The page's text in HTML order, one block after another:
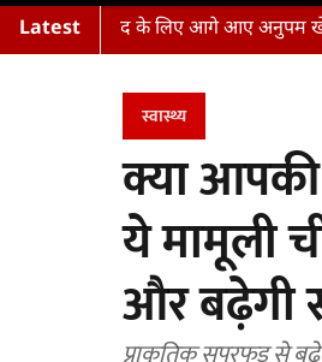
Latest
की मदद के लिए आगे आए अनुपम खेर,
स्वास्थ्य
क्या
ये मामूली
और बढ़ेगी